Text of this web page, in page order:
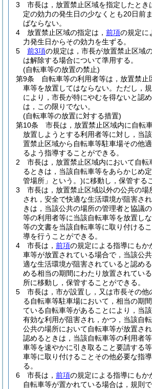
3
市長は，放置禁止区域を指定したとき
定の効力の発生日の少なくとも20日前
ばならない。
4
放置禁止区域の指定は， 前項の規定に
力発生日からその効力を生ずる。
5
前3項の規定は，市長が放置禁止区域
は解除する場合について準用する。
(自転車等の放置の禁止)
第9条
自転車等の利用者等は，放置禁
車等を放置してはならない。 ただし，
により，市長が特にやむを得ないと認
は，この限りでない。
(自転車等の放置に対する措置)
第10条
市長は，放置禁止区域内に自転
放置しようとする利用者等に対し，当
置禁止区域から自転車等駐車場その他
るよう指導することができる。
2
市長は，放置禁止区域内において自転
るときは，当該自転車等をあらかじめ
管場所」という。)に移動し，保管する
3
市長は，放置禁止区域以外の公共の場
され，安全で快適な生活環境が阻害さ
きは，当該公共の場所の管理者と協議
等の利用者等に当該自転車等を放置し
等の文書を当該自転車等に取り付ける
導を行うことができる。
4
市長は， 前項の規定による指導にもか
車等が放置されている場合で，当該公
適な生活環境が阻害されていると認め
める相当の期間にわたり放置されてい
所に移動し，保管することができる。
5
市長は，市が設置し，又は市長その他
る自転車等駐車場において，相当の期
ている自転車等があることにより，当
有効な利用が阻害され，かつ，当該自
公共の場所において自転車等が放置さ
認めるときは，当該自転車等の利用者
車等を速やかに引き取ること要請する
車等に取り付けることその他必要な指
る。
6
市長は， 前項の規定による指導にもか
自転車等が置かれている場合は，規則